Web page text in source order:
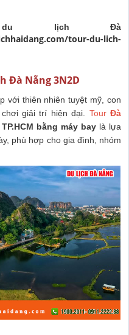
lịch Đà
tour-du-lich-
Đà Nẵng 3N2D
với thiên nhiên tuyệt mỹ, con
giải trí hiện đại. TourĐà
TP.HCM bằng máy bay là lựa
phù hợp cho gia đình, nhóm